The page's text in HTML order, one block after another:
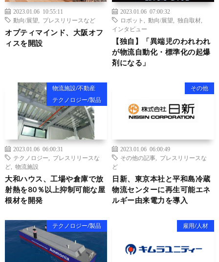
2023.01.06 10:55:11
動向/展望
プレスリリースなど
オプティマインド、大阪オフ
ィスを開設
2023.01.06 07:00:32
ロボット
動向/展望 独自取材
インタビュー
【独自】「異端児のわれわれ
が物流自動化・標準化の起爆
剤になる」
物流施設/不動産
テクノロジー/製品
2023.01.06 06:00:31
テクノロジー
プレスリリースな
ど
物流施設
大和ハウス、工場や倉庫で放
射熱を80％以上抑制可能な屋
根材を開発
その他
2023.01.06 06:00:49
その他の記事
プレスリリースな
ど
日新、東京本社と平和島冷蔵
物流センターに再生可能エネ
ルギー由来電力を導入
テクノロジー/製品 雇用/人材